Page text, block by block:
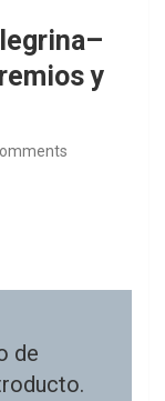
y
de